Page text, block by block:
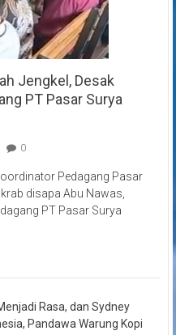
Jengkel, Desak
PT Pasar Surya
0
Pedagang Pasar
disapa Abu Nawas,
PT Pasar Surya
Rasa, dan Sydney
Pandawa Warung Kopi